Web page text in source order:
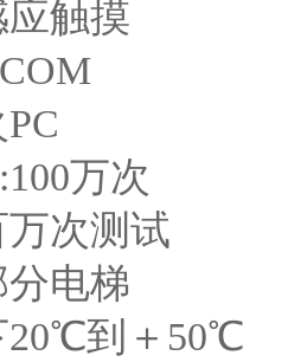
触摸
万次
次测试
电梯
20℃到＋50℃